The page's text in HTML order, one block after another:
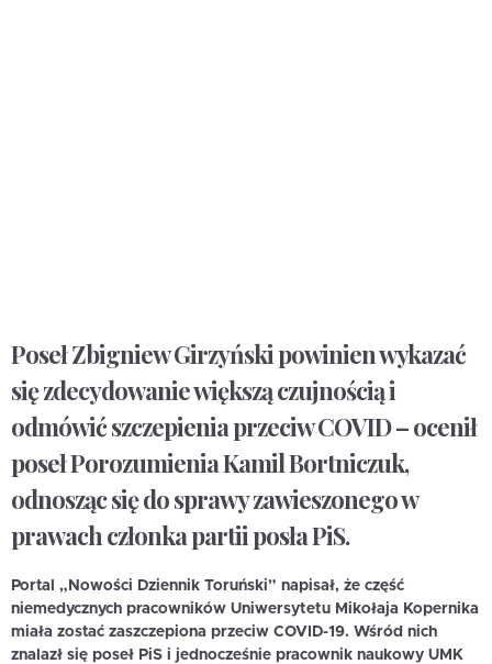
Poseł Zbigniew Girzyński powinien wykazać
się zdecydowanie większą czujnością i
odmówić szczepienia przeciw COVID – ocenił
poseł Porozumienia Kamil Bortniczuk,
odnosząc się do sprawy zawieszonego w
prawach członka partii posła PiS.
Portal „Nowości Dziennik Toruński” napisał, że część
niemedycznych pracowników Uniwersytetu Mikołaja Kopernika
miała zostać zaszczepiona przeciw COVID-19. Wśród nich
znalazł się poseł PiS i jednocześnie pracownik naukowy UMK